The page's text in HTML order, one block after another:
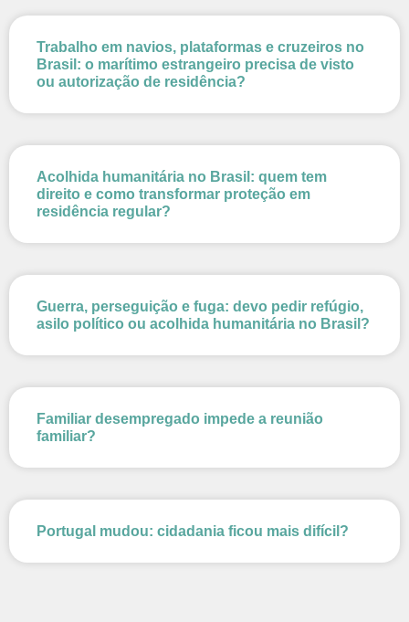
Trabalho em navios, plataformas e cruzeiros no
Brasil: o marítimo estrangeiro precisa de visto
ou autorização de residência?
Acolhida humanitária no Brasil: quem tem
direito e como transformar proteção em
residência regular?
Guerra, perseguição e fuga: devo pedir refúgio,
asilo político ou acolhida humanitária no Brasil?
Familiar desempregado impede a reunião
familiar?
Portugal mudou: cidadania ficou mais difícil?